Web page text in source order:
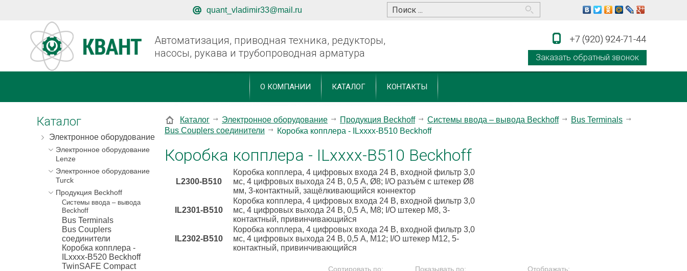
quant_vladimir33@mail.ru
Автоматизация, приводная техника, редукторы,
насосы, рукава и трубопроводная арматура
+7 (920) 924-71-44
Заказать обратный звонок
+7 (920) 924-71-44
О КОМПАНИИ КАТАЛОГ КОНТАКТЫ
Каталог
Электронное оборудование
Электронное оборудование
Lenze
Электронное оборудование
Turck
Продукция Beckhoff
Системы ввода – вывода
Beckhoff
Bus Terminals
Bus Couplers
соединители
Коробка копплера -
ILxxxx-B520 Beckhoff
TwinSAFE Compact
Каталог Электронное оборудование Продукция Beckhoff Системы ввода – вывода Beckhoff
Bus Terminals
Bus Couplers соединители
Коробка копплера - ILxxxx-B510 Beckhoff
Коробка копплера - ILxxxx-B510 Beckhoff
L2300-B510
Коробка копплера, 4 цифровых входа 24 В, входной фильтр 3,0
мс, 4 цифровых выхода 24 В, 0,5 A, Ø8; I/O разъём с штекер Ø8
мм, 3-контактный, защёлкивающийся коннектор
IL2301-B510
Коробка копплера, 4 цифровых входа 24 В, входной фильтр 3,0
мс, 4 цифровых выхода 24 В, 0,5 A, М8; I/O штекер М8, 3-
контактный, привинчивающийся
IL2302-B510
Коробка копплера, 4 цифровых входа 24 В, входной фильтр 3,0
мс, 4 цифровых выхода 24 В, 0,5 A, М12; I/O штекер М12, 5-
контактный, привинчивающийся
Сортировать по: Показывать по: Отображать: